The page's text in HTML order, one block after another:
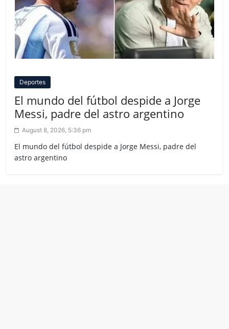
Deportes
El mundo del fútbol despide a Jorge
Messi, padre del astro argentino
August 8, 2026, 5:36 pm
El mundo del fútbol despide a Jorge Messi, padre del
astro argentino